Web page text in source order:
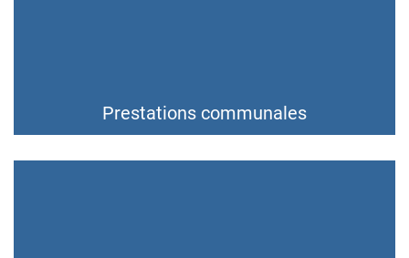
Prestations communales